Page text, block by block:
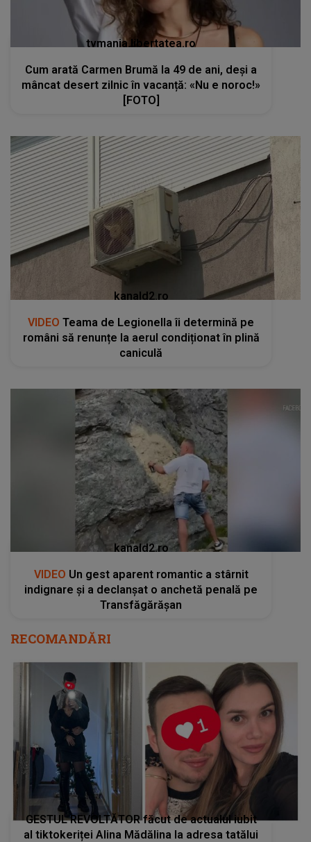
tvmania.libertatea.ro
Cum arată Carmen Brumă la 49 de ani, deși a
mâncat desert zilnic în vacanță: «Nu e noroc!»
[FOTO]
kanald2.ro
VIDEO Teama de Legionella îi determină pe
români să renunțe la aerul condiționat în plină
caniculă
kanald2.ro
VIDEO Un gest aparent romantic a stârnit
indignare și a declanșat o anchetă penală pe
Transfăgărășan
RECOMANDĂRI
GESTUL REVOLTĂTOR făcut de actualul iubit
al tiktokeriței Alina Mădălina la adresa tatălui